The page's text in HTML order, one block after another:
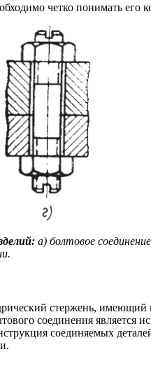
четко понимать его
а) болтовое
стержень,
соединения является
соединяемых